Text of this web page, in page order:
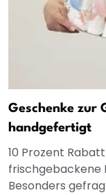
Geschenke zur
handgefertigt
10 Prozent
frischgebackene
Besonders